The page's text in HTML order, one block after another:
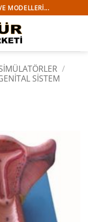
MODELLERI...
/
SISTEM